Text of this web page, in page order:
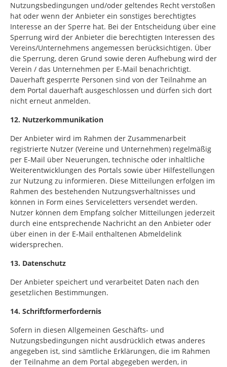
Nutzungsbedingungen und/oder geltendes Recht verstoßen
hat oder wenn der Anbieter ein sonstiges berechtigtes
Interesse an der Sperre hat. Bei der Entscheidung über eine
Sperrung wird der Anbieter die berechtigten Interessen des
Vereins/Unternehmens angemessen berücksichtigen. Über
die Sperrung, deren Grund sowie deren Aufhebung wird der
Verein / das Unternehmen per E-Mail benachrichtigt.
Dauerhaft gesperrte Personen sind von der Teilnahme an
dem Portal dauerhaft ausgeschlossen und dürfen sich dort
nicht erneut anmelden.
12. Nutzerkommunikation
Der Anbieter wird im Rahmen der Zusammenarbeit
registrierte Nutzer (Vereine und Unternehmen) regelmäßig
per E-Mail über Neuerungen, technische oder inhaltliche
Weiterentwicklungen des Portals sowie über Hilfestellungen
zur Nutzung zu informieren. Diese Mitteilungen erfolgen im
Rahmen des bestehenden Nutzungsverhältnisses und
können in Form eines Serviceletters versendet werden.
Nutzer können dem Empfang solcher Mitteilungen jederzeit
durch eine entsprechende Nachricht an den Anbieter oder
über einen in der E-Mail enthaltenen Abmeldelink
widersprechen.
13. Datenschutz
Der Anbieter speichert und verarbeitet Daten nach den
gesetzlichen Bestimmungen.
14. Schriftformerfordernis
Sofern in diesen Allgemeinen Geschäfts- und
Nutzungsbedingungen nicht ausdrücklich etwas anderes
angegeben ist, sind sämtliche Erklärungen, die im Rahmen
der Teilnahme an dem Portal abgegeben werden, in